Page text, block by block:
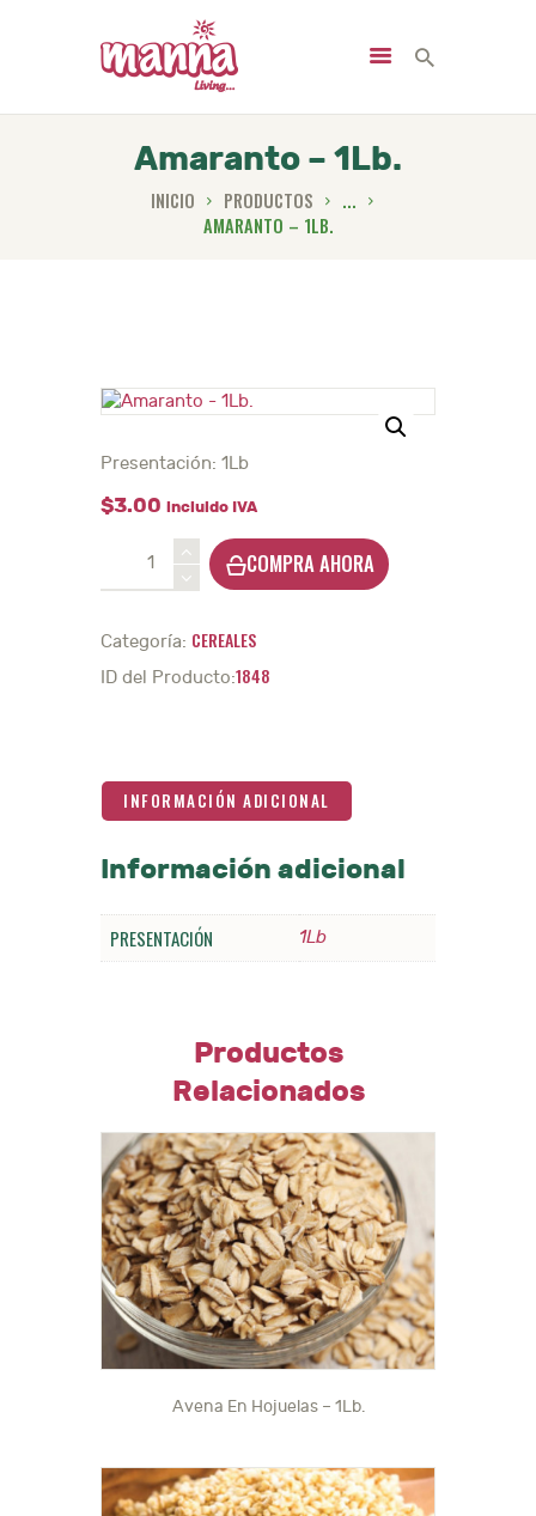
Amaranto – 1Lb.
INICIO PRODUCTOS
...
AMARANTO – 1LB.
INICIO
NOSOTROS
NOTICIAS
Presentación: 1Lb
$3.00 incluido IVA
Amaranto
COMPRA AHORA
Categoría: CEREALES
ID del Producto:1848
INFORMACIÓN ADICIONAL
Información adicional
PRESENTACIÓN 1Lb
Productos
Relacionados
Avena En Hojuelas – 1Lb.